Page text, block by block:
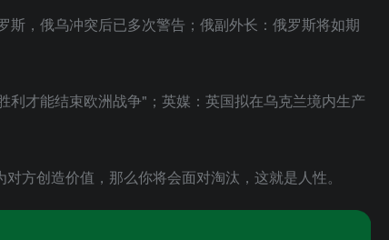
，俄乌冲突后已多次警告；俄副外长：俄罗斯将如期
才能结束欧洲战争"；英媒：英国拟在乌克兰境内生产
方创造价值，那么你将会面对淘汰，这就是人性。